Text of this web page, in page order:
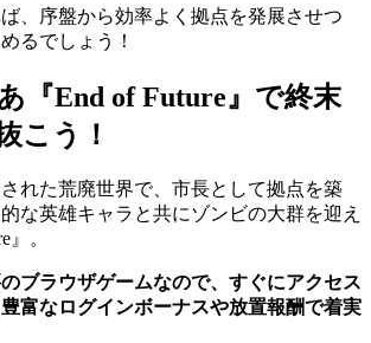
、序盤から効率よく拠点を発展させつ
るでしょう！
『End of Future』で終末
こう！
れた荒廃世界で、市長として拠点を築
な英雄キャラと共にゾンビの大群を迎え
』。
ブラウザゲームなので、すぐにアクセス
富なログインボーナスや放置報酬で着実